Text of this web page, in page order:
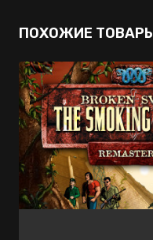
ПОХОЖИЕ